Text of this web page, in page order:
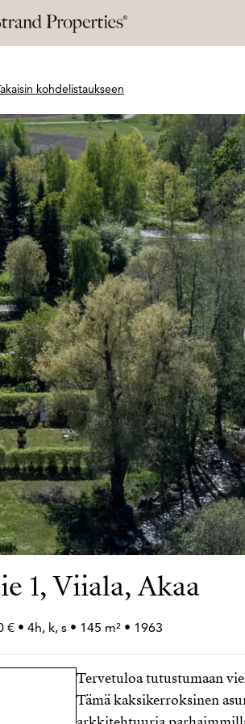
kohdelistaukseen
1, Viiala, Akaa
€ • 4h, k, s • 145 m² • 1963
Tervetuloa tutustumaan
Tämä kaksikerroksinen